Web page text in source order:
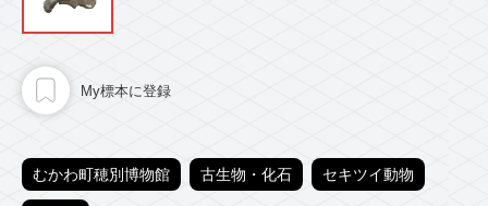
My標本に登録
むかわ町穂別博物館 古生物・化石 セキツイ動物